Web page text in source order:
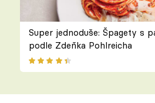
Super jednoduše: Špagety s
podle Zdeňka Pohlreicha